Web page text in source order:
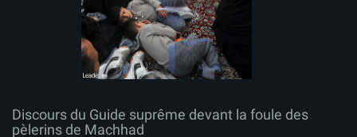
Discours du Guide suprême devant la foule des
pèlerins de Machhad